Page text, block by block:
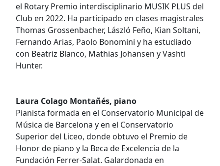
el Rotary Premio interdisciplinario MUSIK PLUS del
Club en 2022. Ha participado en clases magistrales
Thomas Grossenbacher, László Feño, Kian Soltani,
Fernando Arias, Paolo Bonomini y ha estudiado
con Beatriz Blanco, Mathias Johansen y Vashti
Hunter.
Laura Colago Montañés, piano
Pianista formada en el Conservatorio Municipal de
Música de Barcelona y en el Conservatorio
Superior del Liceo, donde obtuvo el Premio de
Honor de piano y la Beca de Excelencia de la
Fundación Ferrer-Salat. Galardonada en